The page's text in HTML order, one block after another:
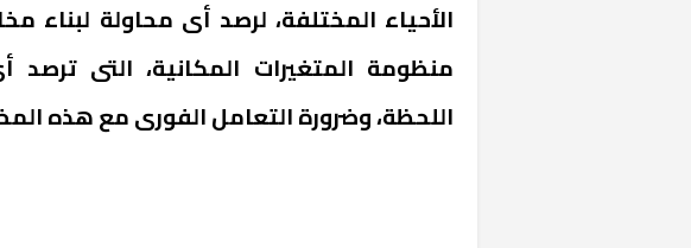
الأحياء المختلفة، لرصد أى محاولة لبناء
منظومة المتغيرات المكانية، التى
اللحظة، وضرورة التعامل الفورى مع هذه